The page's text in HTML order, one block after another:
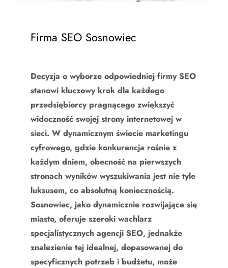
Firma SEO Sosnowiec
Decyzja o wyborze odpowiedniej firmy SEO
stanowi kluczowy krok dla każdego
przedsiębiorcy pragnącego zwiększyć
widoczność swojej strony internetowej w
sieci. W dynamicznym świecie marketingu
cyfrowego, gdzie konkurencja rośnie z
każdym dniem, obecność na pierwszych
stronach wyników wyszukiwania jest nie tyle
luksusem, co absolutną koniecznością.
Sosnowiec, jako dynamicznie rozwijające się
miasto, oferuje szeroki wachlarz
specjalistycznych agencji SEO, jednakże
znalezienie tej idealnej, dopasowanej do
specyficznych potrzeb i budżetu, może